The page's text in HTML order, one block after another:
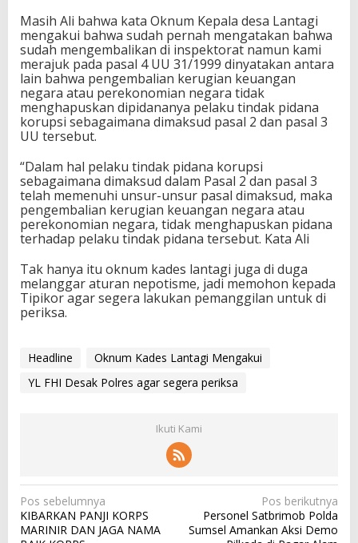
Masih Ali bahwa kata Oknum Kepala desa Lantagi
mengakui bahwa sudah pernah mengatakan bahwa
sudah mengembalikan di inspektorat namun kami
merajuk pada pasal 4 UU 31/1999 dinyatakan antara
lain bahwa pengembalian kerugian keuangan
negara atau perekonomian negara tidak
menghapuskan dipidananya pelaku tindak pidana
korupsi sebagaimana dimaksud pasal 2 dan pasal 3
UU tersebut.
“Dalam hal pelaku tindak pidana korupsi
sebagaimana dimaksud dalam Pasal 2 dan pasal 3
telah memenuhi unsur-unsur pasal dimaksud, maka
pengembalian kerugian keuangan negara atau
perekonomian negara, tidak menghapuskan pidana
terhadap pelaku tindak pidana tersebut. Kata Ali
Tak hanya itu oknum kades lantagi juga di duga
melanggar aturan nepotisme, jadi memohon kepada
Tipikor agar segera lakukan pemanggilan untuk di
periksa.
Headline
Oknum Kades Lantagi Mengakui
YL FHI Desak Polres agar segera periksa
Ikuti Kami
N
a
Pos sebelumnya
KIBARKAN PANJI KORPS
MARINIR DAN JAGA NAMA
Pos berikutnya
Personel Satbrimob Polda
Sumsel Amankan Aksi Demo